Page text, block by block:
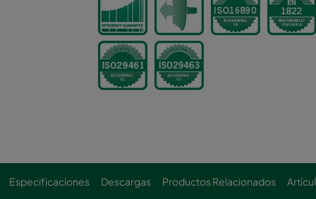
Especificaciones Descargas Productos Relacionados